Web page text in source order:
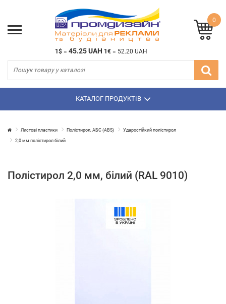
1$ = 45.25 UAH 1€ = 52.20 UAH
0
КАТАЛОГ ПРОДУКТІВ
Листові пластики Полістирол, АБС (ABS) Ударостійкий полістирол
2,0 мм полістирол білий
Полістирол 2,0 мм, білий (RAL 9010)